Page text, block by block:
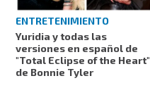
ENTRETENIMIENTO
Yuridia y todas las
versiones en español de
"Total Eclipse of the Heart"
de Bonnie Tyler